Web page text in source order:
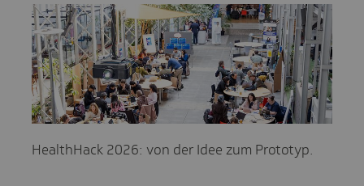
HealthHack 2026: von der Idee zum Prototyp.